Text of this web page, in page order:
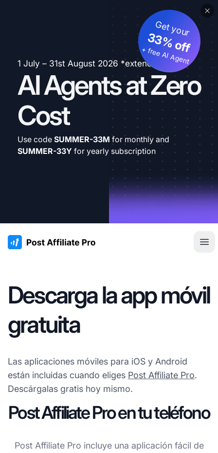
1 July – 31st August 2026 *extended
AI Agents at Zero
Cost
Get your
33% off
+ free AI Agent
Use code SUMMER-33M for monthly and
SUMMER-33Y for yearly subscription
:site.title
Descarga la app móvil
gratuita
Las aplicaciones móviles para iOS y Android
están incluidas cuando eliges Post Affiliate Pro.
Descárgalas gratis hoy mismo.
Post Affiliate Pro en tu teléfono
Post Affiliate Pro incluye una aplicación fácil de